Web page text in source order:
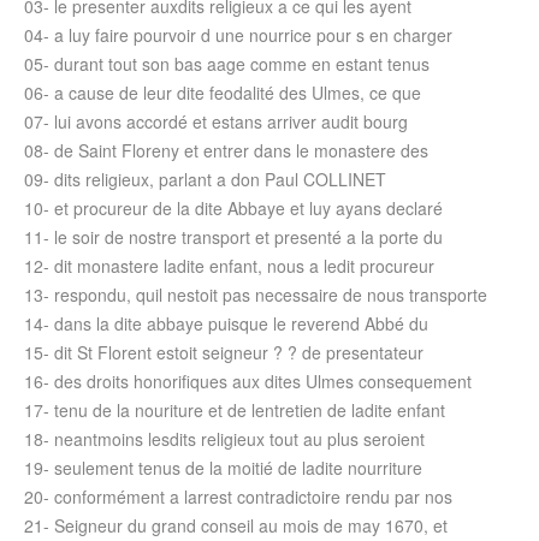
03- le presenter auxdits religieux a ce qui les ayent
04- a luy faire pourvoir d une nourrice pour s en charger
05- durant tout son bas aage comme en estant tenus
06- a cause de leur dite feodalité des Ulmes, ce que
07- lui avons accordé et estans arriver audit bourg
08- de Saint Floreny et entrer dans le monastere des
09- dits religieux, parlant a don Paul COLLINET
10- et procureur de la dite Abbaye et luy ayans declaré
11- le soir de nostre transport et presenté a la porte du
12- dit monastere ladite enfant, nous a ledit procureur
13- respondu, quil nestoit pas necessaire de nous transporte
14- dans la dite abbaye puisque le reverend Abbé du
15- dit St Florent estoit seigneur ? ? de presentateur
16- des droits honorifiques aux dites Ulmes consequement
17- tenu de la nouriture et de lentretien de ladite enfant
18- neantmoins lesdits religieux tout au plus seroient
19- seulement tenus de la moitié de ladite nourriture
20- conformément a larrest contradictoire rendu par nos
21- Seigneur du grand conseil au mois de may 1670, et